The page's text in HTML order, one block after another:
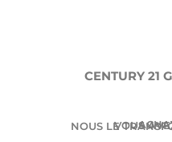
CENTURY 21
VOUS
NOUS LE